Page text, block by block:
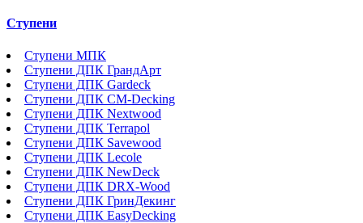
Ступени
Ступени МПК
Ступени ДПК ГрандАрт
Ступени ДПК Gardeck
Ступени ДПК CM-Decking
Ступени ДПК Nextwood
Ступени ДПК Terrapol
Ступени ДПК Savewood
Ступени ДПК Lecole
Ступени ДПК NewDeck
Ступени ДПК DRX-Wood
Ступени ДПК ГринДекинг
Ступени ДПК EasyDecking